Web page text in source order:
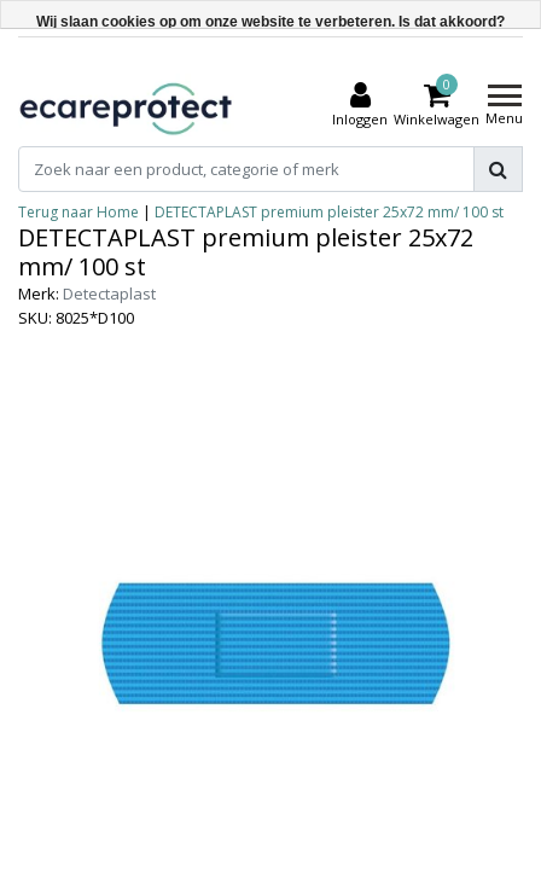
Inloggen
0
Winkelwagen Menu
Terug naar Home | DETECTAPLAST premium pleister 25x72 mm/ 100 st
DETECTAPLAST premium pleister 25x72
mm/ 100 st
Merk: Detectaplast
SKU: 8025*D100
Wij slaan cookies op om onze website te verbeteren. Is dat akkoord?